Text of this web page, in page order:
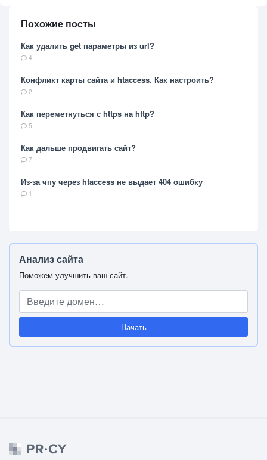
Похожие посты
Как удалить get параметры из url?
4
Конфликт карты сайта и htaccess. Как настроить?
2
Как переметнуться с https на http?
5
Как дальше продвигать сайт?
7
Из-за чпу через htaccess не выдает 404 ошибку
1
Анализ сайта
Поможем улучшить ваш сайт.
Начать